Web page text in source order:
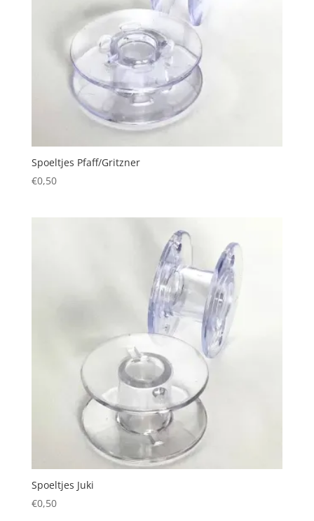
Spoeltjes Pfaff/Gritzner
€0,50
Spoeltjes Juki
€0,50